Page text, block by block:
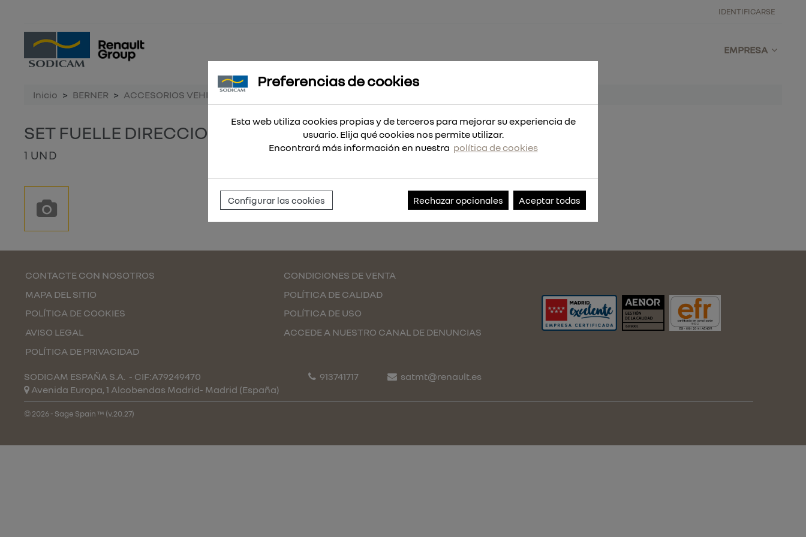
IDENTIFICARSE
EMPRESA
Inicio BERNER ACCESORIOS VEHICULO
SET FUELLE DIRECCION
1 UND
Referencia:91448
CONTACTE CON NOSOTROS
MAPA DEL SITIO
POLÍTICA DE COOKIES
AVISO LEGAL
POLÍTICA DE PRIVACIDAD
CONDICIONES DE VENTA
POLÍTICA DE CALIDAD
POLÍTICA DE USO
ACCEDE A NUESTRO CANAL DE DENUNCIAS
SODICAM ESPAÑA S.A. - CIF:A79249470
Avenida Europa, 1 Alcobendas Madrid- Madrid (España)
913741717 satmt@renault.es
© 2026 - Sage Spain ™ (v.20.27)
Preferencias de cookies
Esta web utiliza cookies propias y de terceros para mejorar su experiencia de
usuario. Elija qué cookies nos permite utilizar.
Encontrará más información en nuestra política de cookies
Configurar las cookies Rechazar opcionales Aceptar todas